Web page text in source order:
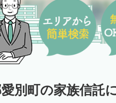
別町の家族信託